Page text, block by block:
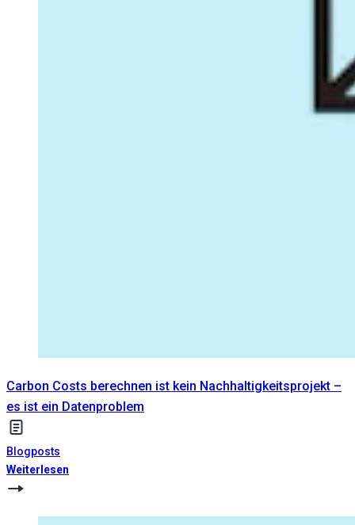
Carbon Costs berechnen ist kein Nachhaltigkeitsprojekt –
es ist ein Datenproblem
Blogposts
Weiterlesen